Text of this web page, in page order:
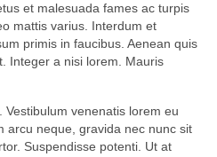
et malesuada fames ac turpis
mattis varius. Interdum et
primis in faucibus. Aenean quis
Integer a nisi lorem. Mauris
venenatis lorem eu
arcu neque, gravida nec nunc sit
Suspendisse potenti. Ut at